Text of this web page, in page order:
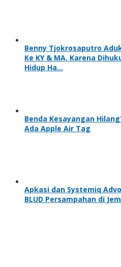
Benny Tjokrosaputro
Ke KY & MA, Karena
Hidup Ha…
Benda Kesayangan
Ada Apple Air Tag
Apkasi dan Systemiq
BLUD Persampahan di